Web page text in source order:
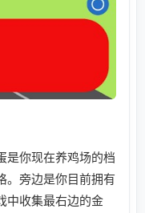
是你现在养鸡场的档
。旁边是你目前拥有
中收集最右边的金